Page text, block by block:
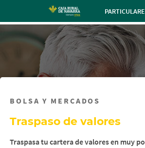
main
contentt
BOLSA Y MERCADOS
Traspaso de valores
Traspasa tu cartera de valores en muy